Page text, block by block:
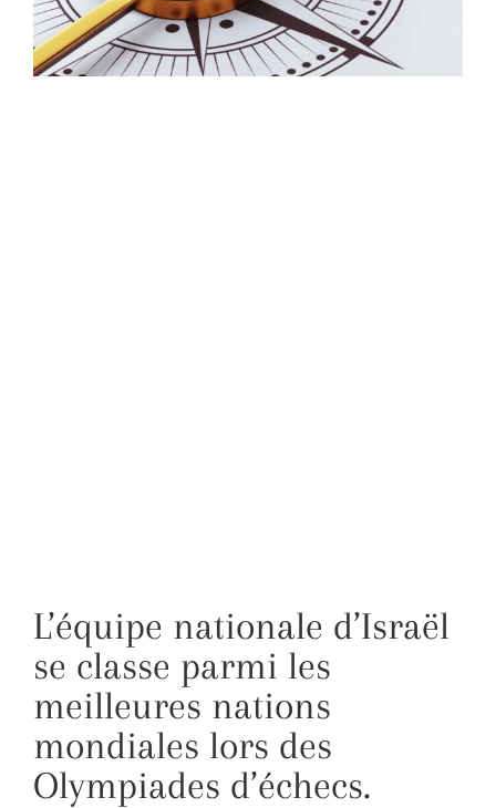
L’équipe nationale d’Israël
se classe parmi les
meilleures nations
mondiales lors des
Olympiades d’échecs.